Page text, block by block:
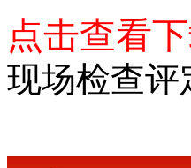
点击查看下
现场检查评